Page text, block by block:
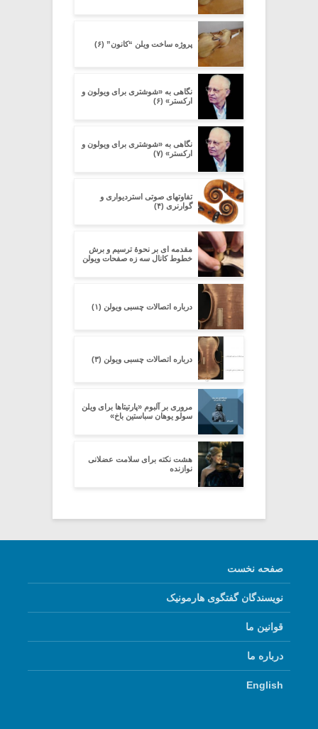
پروژه ساخت ویلن “کانون” (۶)
نگاهی به «شوشتری برای ویولون و
ارکستر» (۶)
نگاهی به «شوشتری برای ویولون و
ارکستر» (۷)
تفاوتهای صوتی استردیواری و
گوارنری (۴)
مقدمه ای بر نحوۀ ترسیم و برش
خطوط کانال سه زه صفحات ویولن
درباره اتصالات چسبی ویولن (۱)
درباره اتصالات چسبی ویولن (۳)
مروری بر آلبوم «پارتیتاها برای ویلن
سولو یوهان سباستین باخ»
هشت نکته برای سلامت عضلانی
نوازنده
صفحه نخست
نویسندگان گفتگوی هارمونیک
قوانین ما
درباره ما
English